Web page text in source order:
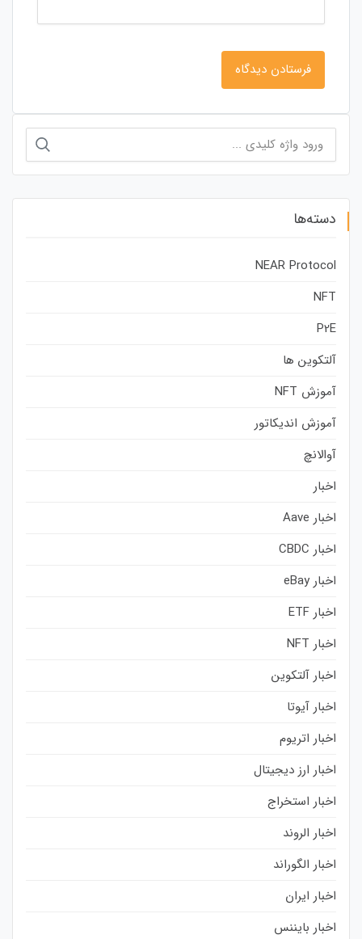
برای:
دسته‌ها
NEAR Protocol
NFT
P2E
آلتکوین ها
آموزش NFT
آموزش اندیکاتور
آوالانچ
اخبار
اخبار Aave
اخبار CBDC
اخبار eBay
اخبار ETF
اخبار NFT
اخبار آلتکوین
اخبار آیوتا
اخبار اتریوم
اخبار ارز دیجیتال
اخبار استخراج
اخبار الروند
اخبار الگوراند
اخبار ایران
اخبار بایننس